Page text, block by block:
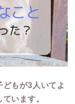
もが3人いてよ
います。